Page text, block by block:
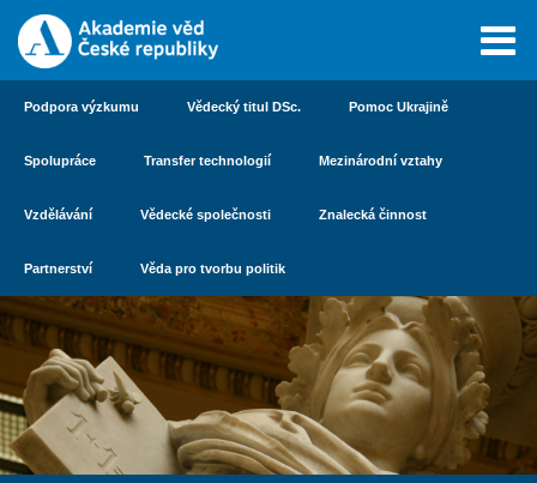
Podpora výzkumu Vědecký titul DSc. Pomoc Ukrajině
Spolupráce Transfer technologií Mezinárodní vztahy
Vzdělávání Vědecké společnosti Znalecká činnost
Partnerství Věda pro tvorbu politik